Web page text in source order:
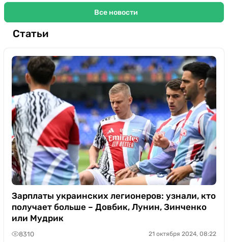
Все новости
Статьи
Зарплаты украинских легионеров: узнали, кто
получает больше – Довбик, Лунин, Зинченко
или Мудрик
8310 21 октября 2024, 08:22